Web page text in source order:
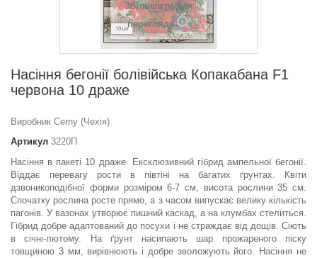
Збільшити для
перегляду
Насіння бегонії болівійська Копакабана F1
червона 10 драже
Виробник Cerny (Чехія)
Артикул 3220П
Насіння в пакеті 10 драже. Ексклюзивний гібрид ампельної бегонії.
Віддає перевагу рости в півтіні на багатих ґрунтах. Квіти
дзвоникоподібної форми розміром 6-7 см, висота рослини 35 см.
Спочатку рослина росте прямо, а з часом випускає велику кількість
пагонів. У вазонах утворює пишний каскад, а на клумбах стелиться.
Гібрид добре адаптований до посухи і не страждає від дощів. Сіють
в січні-лютому. На ґрунт насипають шар прожареного піску
товщиною 3 мм, вирівнюють і добре зволожують його. Насіння не